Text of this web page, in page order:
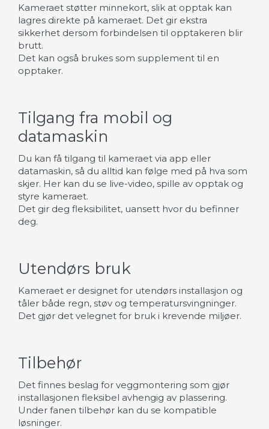
Kameraet støtter minnekort, slik at opptak kan
lagres direkte på kameraet. Det gir ekstra
sikkerhet dersom forbindelsen til opptakeren blir
brutt.
Det kan også brukes som supplement til en
opptaker.
Tilgang fra mobil og
datamaskin
Du kan få tilgang til kameraet via app eller
datamaskin, så du alltid kan følge med på hva som
skjer. Her kan du se live-video, spille av opptak og
styre kameraet.
Det gir deg fleksibilitet, uansett hvor du befinner
deg.
Utendørs bruk
Kameraet er designet for utendørs installasjon og
tåler både regn, støv og temperatursvingninger.
Det gjør det velegnet for bruk i krevende miljøer.
Tilbehør
Det finnes beslag for veggmontering som gjør
installasjonen fleksibel avhengig av plassering.
Under fanen tilbehør kan du se kompatible
løsninger.